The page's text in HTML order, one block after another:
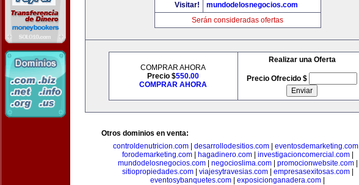
Visitar!
mundodelosnegocios.com
Serán consideradas ofertas
COMPRAR AHORA
Precio $550.00
COMPRAR AHORA
Realizar una Oferta
Precio Ofrecido $
Otros dominios en venta:
controldenutricion.com
desarrollodesitios.com eventosdemarketing.com
forodemarketing.com| hagadinero.com| investigacioncomercial.com|
mundodelosnegocios.com| negocioslima.com| promocionwebsite.com|
sitiopropiedades.com| viajesytravesias.com| empresasexitosas.com|
eventosybanquetes.com
exposicionganadera.com